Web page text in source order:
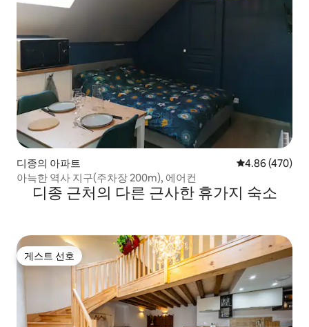
디종의 아파트 평점 4.86점(5
4.86 (470)
아늑한 역사 지구(주차장 200m), 에어컨
디종 근처의 다른 근사한 휴가지 숙소
게스트 선호
게스트 선호